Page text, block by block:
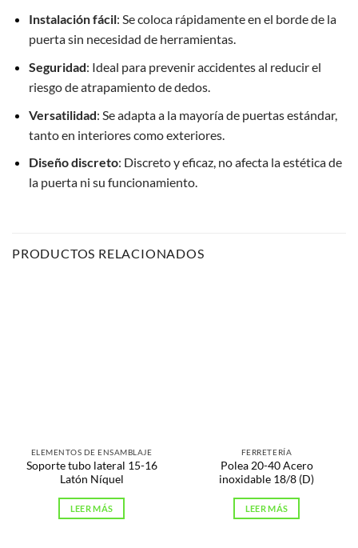
Instalación fácil: Se coloca rápidamente en el borde de la
puerta sin necesidad de herramientas.
Seguridad: Ideal para prevenir accidentes al reducir el
riesgo de atrapamiento de dedos.
Versatilidad: Se adapta a la mayoría de puertas estándar,
tanto en interiores como exteriores.
Diseño discreto: Discreto y eficaz, no afecta la estética de
la puerta ni su funcionamiento.
PRODUCTOS RELACIONADOS
ELEMENTOS DE ENSAMBLAJE
Soporte tubo lateral 15-16
Latón Níquel
LEER MÁS
FERRETERÍA
Polea 20-40 Acero
inoxidable 18/8 (D)
LEER MÁS